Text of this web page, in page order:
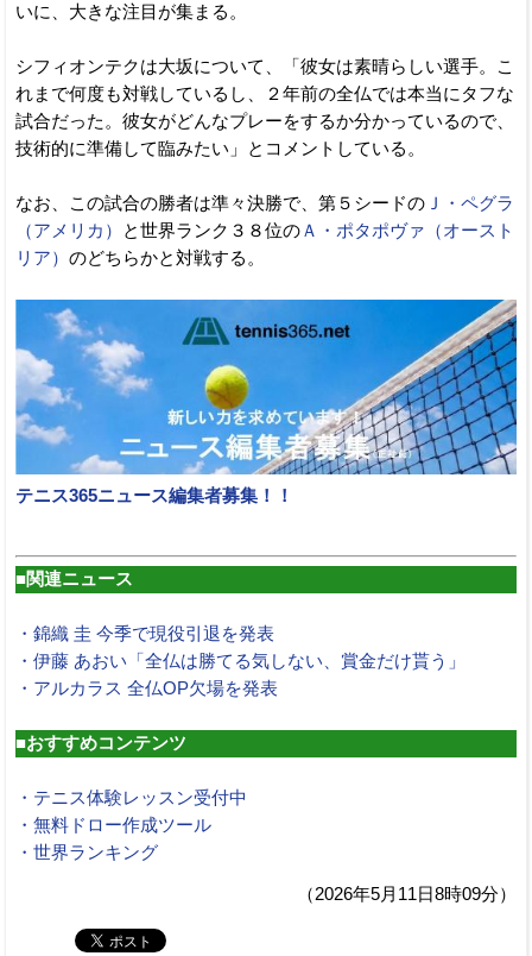
いに、大きな注目が集まる。
シフィオンテクは大坂について、「彼女は素晴らしい選手。こ
れまで何度も対戦しているし、２年前の全仏では本当にタフな
試合だった。彼女がどんなプレーをするか分かっているので、
技術的に準備して臨みたい」とコメントしている。
なお、この試合の勝者は準々決勝で、第５シードの Ｊ・ペグラ
（アメリカ）
と世界ランク３８位のＡ・ポタポヴァ（オースト
リア） のどちらかと対戦する。
テニス365ニュース編集者募集！！
■関連ニュース
・錦織 圭 今季で現役引退を発表
・伊藤 あおい「全仏は勝てる気しない、賞金だけ貰う」
・アルカラス 全仏OP欠場を発表
■おすすめコンテンツ
・テニス体験レッスン受付中
・無料ドロー作成ツール
・世界ランキング
（2026年5月11日8時09分）